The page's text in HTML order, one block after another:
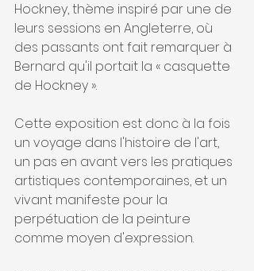
Hockney, thème inspiré par une de
leurs sessions en Angleterre, où
des passants ont fait remarquer à
Bernard qu'il portait la « casquette
de Hockney ».
Cette exposition est donc à la fois
un voyage dans l'histoire de l'art,
un pas en avant vers les pratiques
artistiques contemporaines, et un
vivant manifeste pour la
perpétuation de la peinture
comme moyen d'expression.